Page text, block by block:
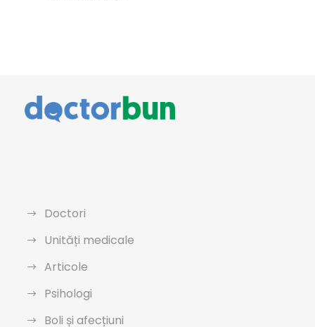
Doctori
Unități medicale
Articole
Psihologi
Boli și afecțiuni